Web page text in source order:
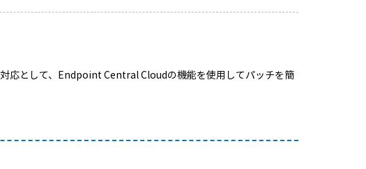
応として、Endpoint Central Cloudの機能を使用してパッチを簡